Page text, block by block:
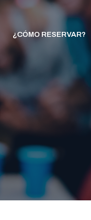
¿CÓMO RESERVAR?